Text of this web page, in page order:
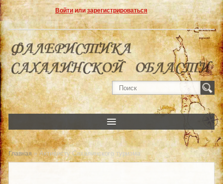
Войтиили зарегистрироваться
Главная » Активисту Сахалинского туризма